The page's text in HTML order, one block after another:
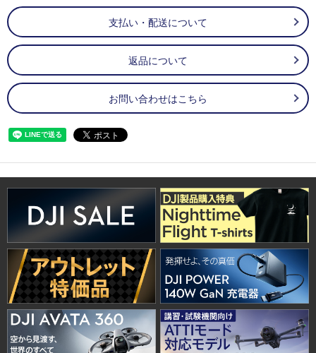
支払い・配送について
返品について
お問い合わせはこちら